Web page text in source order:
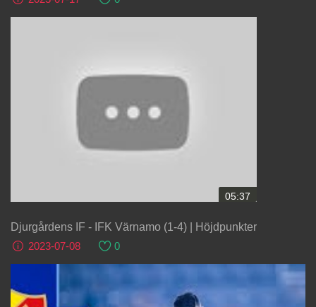
05:37
Djurgårdens IF - IFK Värnamo (1-4) | Höjdpunkter
2023-07-08
0